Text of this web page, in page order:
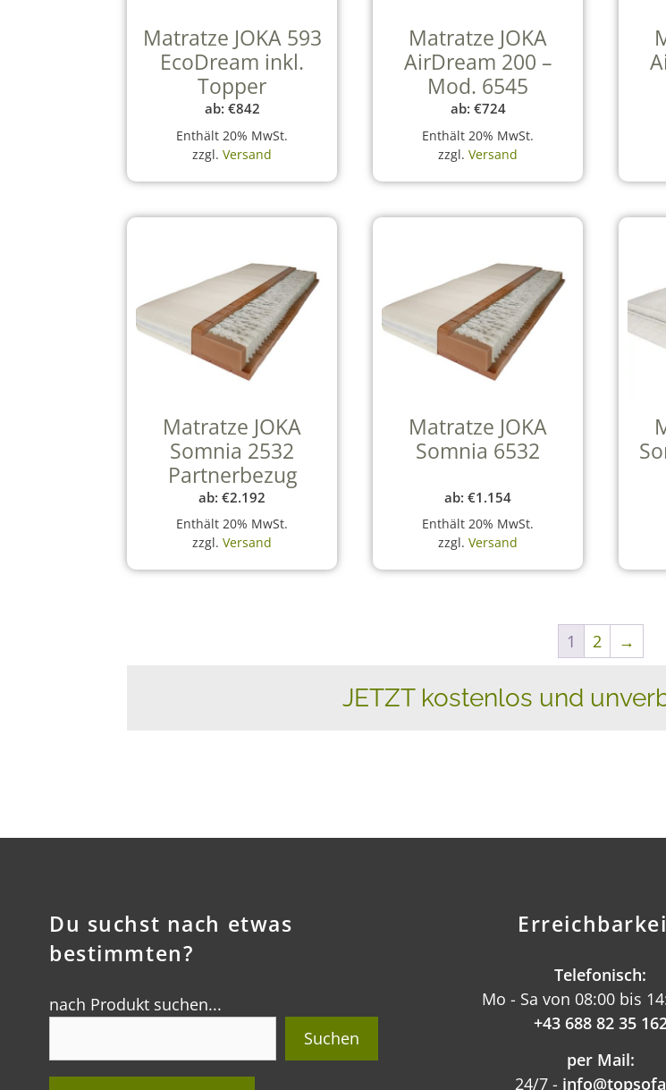
Matratze JOKA 593
EcoDream inkl.
Topper
ab: €842
Enthält 20% MwSt.
zzgl. Versand
Matratze JOKA
AirDream 200 –
Mod. 6545
ab: €724
Enthält 20% MwSt.
zzgl. Versand
Matratze JOKA
Somnia 2532
Partnerbezug
ab: €2.192
Enthält 20% MwSt.
zzgl. Versand
Matratze JOKA
Somnia 6532
ab: €1.154
Enthält 20% MwSt.
zzgl. Versand
1 2 →
JETZT kostenlos und
Du suchst nach etwas
bestimmten?
nach Produkt suchen...
Suchen
Telefonisch:
Mo - Sa von 08:00 bis
+43 688 82 35
per Mail:
24/7 -